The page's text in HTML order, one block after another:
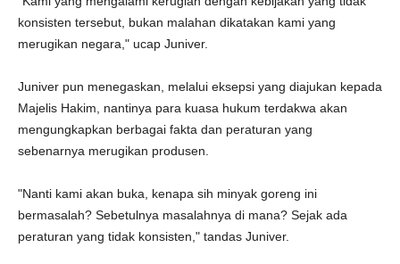
konsisten tersebut, bukan malahan dikatakan kami yang
merugikan negara," ucap Juniver.
Juniver pun menegaskan, melalui eksepsi yang diajukan kepada
Majelis Hakim, nantinya para kuasa hukum terdakwa akan
mengungkapkan berbagai fakta dan peraturan yang
sebenarnya merugikan produsen.
"Nanti kami akan buka, kenapa sih minyak goreng ini
bermasalah? Sebetulnya masalahnya di mana? Sejak ada
peraturan yang tidak konsisten," tandas Juniver.